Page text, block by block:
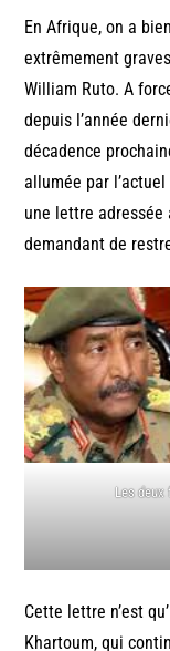
En Afrique, on a
extrêmement
William Ruto. A
depuis l’année
décadence
allumée par
une lettre adressée
demandant de
Les deux
Cette lettre n’est
Khartoum, qui